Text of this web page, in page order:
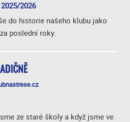
2026
do historie našeho klubu jako
poslední roky.
ze staré školy a když jsme ve